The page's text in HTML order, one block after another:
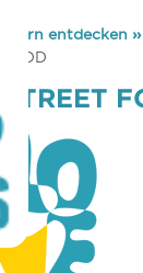
entdecken »